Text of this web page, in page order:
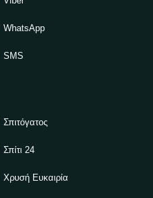
WhatsApp
SMS
Σπιτόγατος
Σπίτι 24
Χρυσή Ευκαιρία